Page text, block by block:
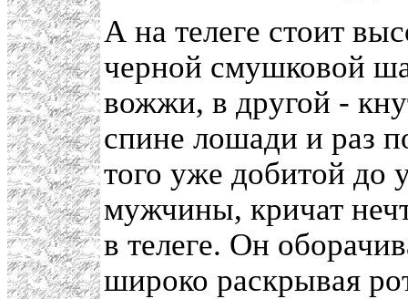
А на телеге стоит
черной смушковой
вожжи, в другой -
спине лошади и раз
того уже добитой до
мужчины, кричат
в телеге. Он
широко раскрывая